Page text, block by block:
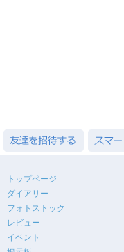
トップページ
ダイアリー
フォトストック
レビュー
イベント